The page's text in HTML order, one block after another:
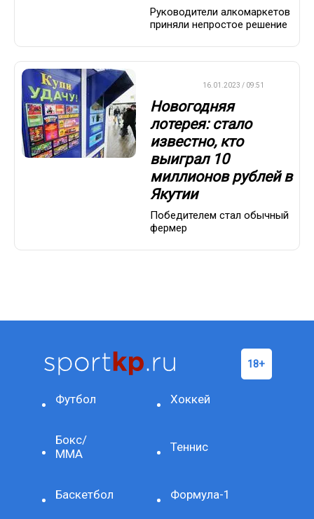
Руководители алкомаркетов
приняли непростое решение
16.01.2023 / 09:51
Новогодняя
лотерея: стало
известно, кто
выиграл 10
миллионов рублей в
Якутии
Победителем стал обычный
фермер
Футбол Хоккей
Бокс/
ММА
Теннис
Баскетбол Формула-1